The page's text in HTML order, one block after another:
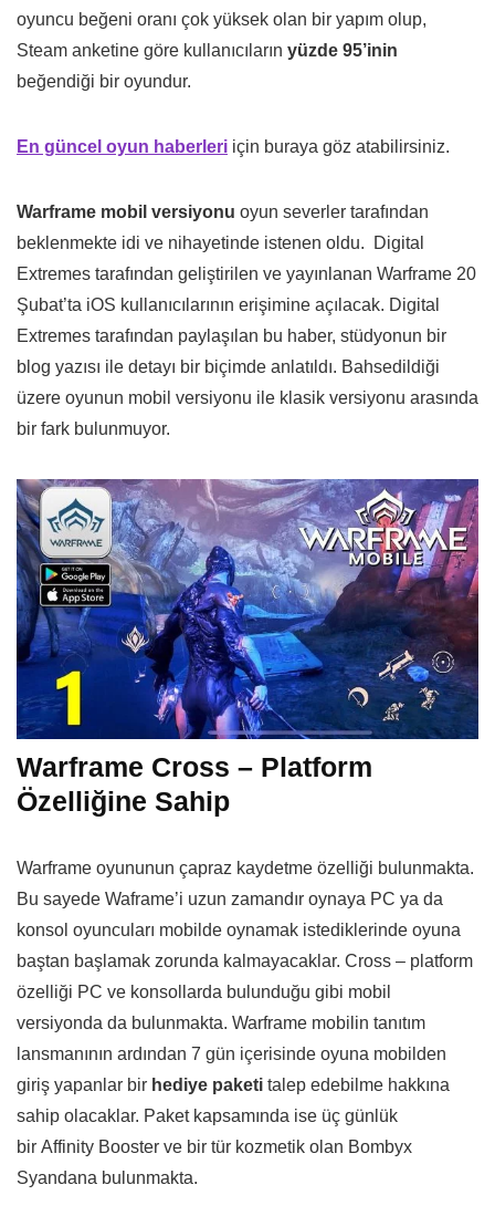
oyuncu beğeni oranı çok yüksek olan bir yapım olup,
Steam anketine göre kullanıcıların yüzde 95’inin
beğendiği bir oyundur.
En güncel oyun haberleri için buraya göz atabilirsiniz.
Warframe mobil versiyonu oyun severler tarafından
beklenmekte idi ve nihayetinde istenen oldu. Digital
Extremes tarafından geliştirilen ve yayınlanan Warframe 20
Şubat’ta iOS kullanıcılarının erişimine açılacak. Digital
Extremes tarafından paylaşılan bu haber, stüdyonun bir
blog yazısı ile detayı bir biçimde anlatıldı. Bahsedildiği
üzere oyunun mobil versiyonu ile klasik versiyonu arasında
bir fark bulunmuyor.
Warframe Cross – Platform
Özelliğine Sahip
Warframe oyununun çapraz kaydetme özelliği bulunmakta.
Bu sayede Waframe’i uzun zamandır oynaya PC ya da
konsol oyuncuları mobilde oynamak istediklerinde oyuna
baştan başlamak zorunda kalmayacaklar. Cross – platform
özelliği PC ve konsollarda bulunduğu gibi mobil
versiyonda da bulunmakta. Warframe mobilin tanıtım
lansmanının ardından 7 gün içerisinde oyuna mobilden
giriş yapanlar bir hediye paketi talep edebilme hakkına
sahip olacaklar. Paket kapsamında ise üç günlük
bir Affinity Booster ve bir tür kozmetik olan Bombyx
Syandana bulunmakta.